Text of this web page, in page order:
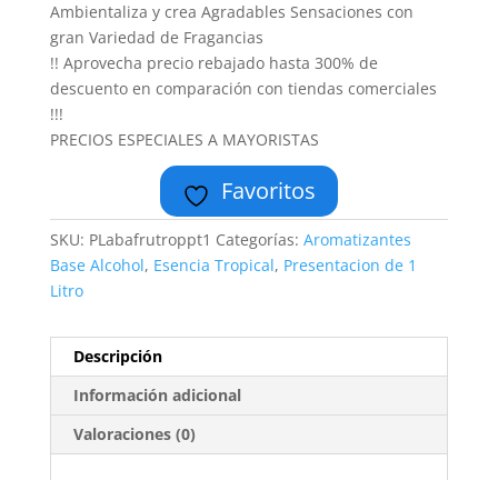
Ambientaliza y crea Agradables Sensaciones con
gran Variedad de Fragancias
!! Aprovecha precio rebajado hasta 300% de
descuento en comparación con tiendas comerciales
!!!
PRECIOS ESPECIALES A MAYORISTAS
Favoritos
SKU: PLabafrutroppt1 Categorías: Aromatizantes
Base Alcohol, Esencia Tropical, Presentacion de 1
Litro
Descripción
Información adicional
Valoraciones (0)